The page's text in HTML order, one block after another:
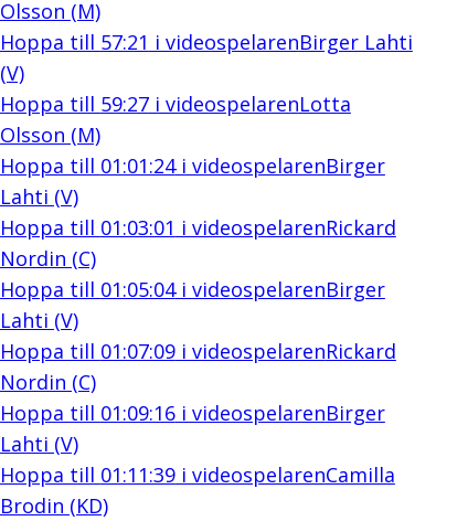
Olsson (M)
Hoppa till 57:21 i videospelarenBirger Lahti
(V)
Hoppa till 59:27i videospelarenLotta
Olsson (M)
Hoppa till 01:01:24i videospelarenBirger
Lahti (V)
Hoppa till 01:03:01 i videospelarenRickard
Nordin (C)
Hoppa till 01:05:04i videospelarenBirger
Lahti (V)
Hoppa till 01:07:09i videospelarenRickard
Nordin (C)
Hoppa till 01:09:16i videospelarenBirger
Lahti (V)
Hoppa till 01:11:39i videospelarenCamilla
Brodin (KD)